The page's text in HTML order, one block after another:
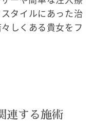
タイルにあった治
しくある貴女をフ
連する施術